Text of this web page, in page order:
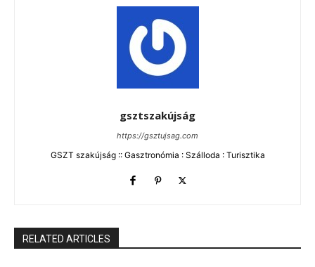
gsztszakújság
https://gsztujsag.com
GSZT szakújság :: Gasztronómia : Szálloda : Turisztika
RELATED ARTICLES